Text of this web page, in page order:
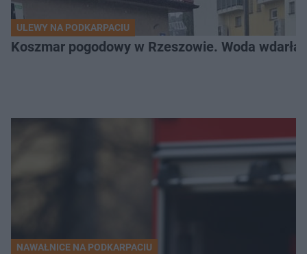
ULEWY NA PODKARPACIU
Koszmar pogodowy w Rzeszowie. Woda
NAWAŁNICE NA PODKARPACIU